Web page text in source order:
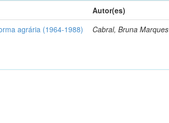
Autor(es)
agrária (1964-1988) Cabral, Bruna Marques